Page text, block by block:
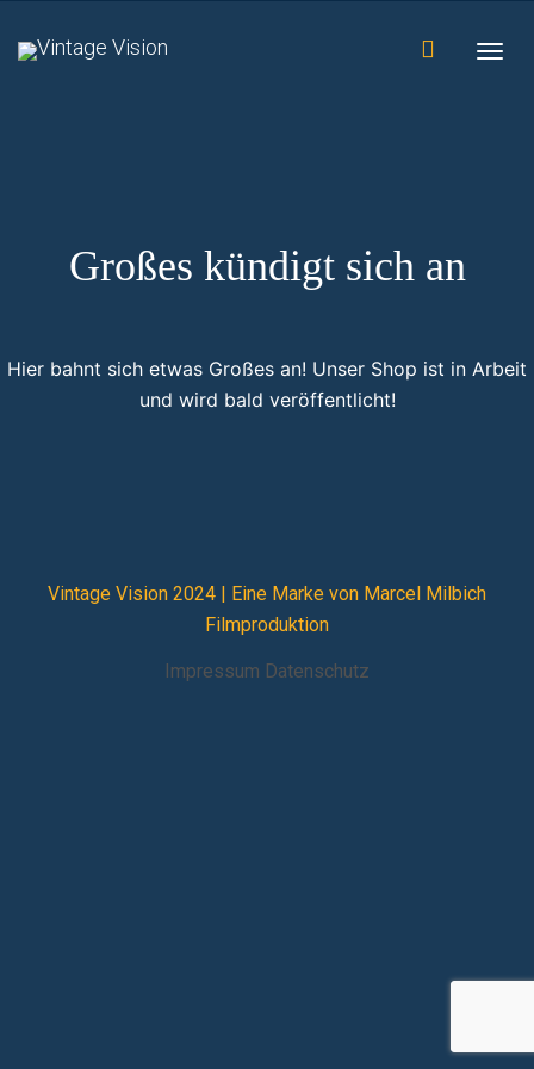
Großes kündigt sich an
Hier bahnt sich etwas Großes an! Unser Shop ist in Arbeit
und wird bald veröffentlicht!
Vintage Vision 2024 | Eine Marke von Marcel Milbich
Filmproduktion
Impressum Datenschutz